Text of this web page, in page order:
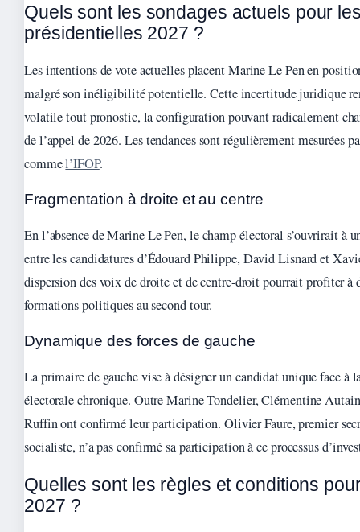
Quels sont les sondages actuels pour
présidentielles 2027 ?
Les intentions de vote actuelles placent Marine Le Pen en
malgré son inéligibilité potentielle. Cette incertitude juridique
volatile tout pronostic, la configuration pouvant radicalement
de l’appel de 2026. Les tendances sont régulièrement mesurées
commel’IFOP.
Fragmentation à droite et au centre
En l’absence de Marine Le Pen, le champ électoral s’ouvrirait à
entre les candidatures d’Édouard Philippe, David Lisnard et
dispersion des voix de droite et de centre-droit pourrait profiter à
formations politiques au second tour.
Dynamique des forces de gauche
La primaire de gauche vise à désigner un candidat unique face à
électorale chronique. Outre Marine Tondelier, Clémentine
Ruffin ont confirmé leur participation. Olivier Faure, premier
socialiste, n’a pas confirmé sa participation à ce processus
Quelles sont les règles et conditions
2027 ?